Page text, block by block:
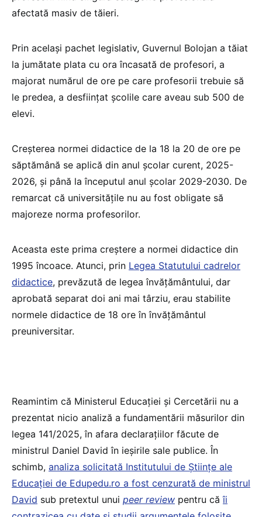
afectată masiv de tăieri.
Prin același pachet legislativ, Guvernul Bolojan a tăiat
la jumătate plata cu ora încasată de profesori, a
majorat numărul de ore pe care profesorii trebuie să
le predea, a desființat școlile care aveau sub 500 de
elevi.
Creșterea normei didactice de la 18 la 20 de ore pe
săptămână se aplică din anul școlar curent, 2025-
2026, și până la începutul anul școlar 2029-2030. De
remarcat că universitățile nu au fost obligate să
majoreze norma profesorilor.
Aceasta este prima creștere a normei didactice din
1995 încoace. Atunci, prin Legea Statutului cadrelor
didactice, prevăzută de legea învățământului, dar
aprobată separat doi ani mai târziu, erau stabilite
normele didactice de 18 ore în învățământul
preuniversitar.
Reamintim că Ministerul Educației și Cercetării nu a
prezentat nicio analiză a fundamentării măsurilor din
legea 141/2025, în afara declarațiilor făcute de
ministrul Daniel David în ieșirile sale publice. În
schimb, analiza solicitată Institutului de Științe ale
Educației de Edupedu.ro a fost cenzurată de ministrul
David sub pretextul unui peer review pentru căîi